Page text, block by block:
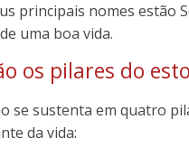
principais nomes estão
uma boa vida.
os pilares do
se sustenta em quatro
da vida: